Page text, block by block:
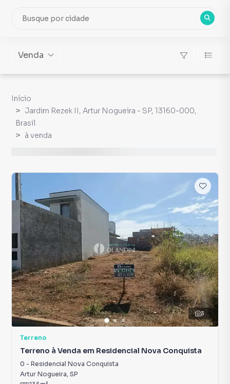
Venda
Início
Jardim Rezek II, Artur Nogueira - SP, 13160-000,
Brasil
à venda
3
Terreno
Terreno à Venda em Residencial Nova Conquista
0 - Residencial Nova Conquista
Artur Nogueira, SP